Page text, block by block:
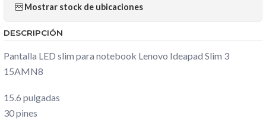
Mostrar stock de ubicaciones
DESCRIPCIÓN
Pantalla LED slim para notebook Lenovo Ideapad Slim 3
15AMN8
15.6 pulgadas
30 pines